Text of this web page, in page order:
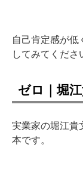
自己肯定感が低
してみてくださ
ゼロ｜堀
実業家の堀江貴
本です。